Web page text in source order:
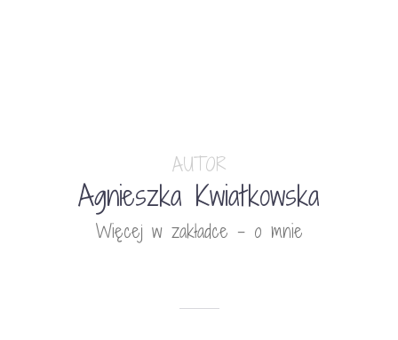
AUTOR
Agnieszka Kwiatkowska
Więcej w zakładce - o mnie